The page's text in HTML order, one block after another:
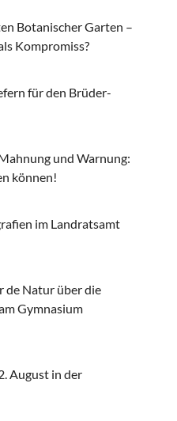
Botanischer Garten –
Kompromiss?
für den Brüder-
und Warnung:
können!
im Landratsamt
de Natur über die
Gymnasium
August in der